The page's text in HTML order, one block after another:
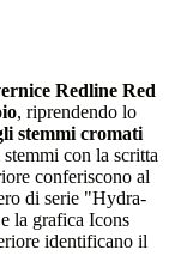
Redline Red
, riprendendo lo
stemmi cromati
con la scritta
conferiscono al
di serie "Hydra-
la grafica Icons
identificano il